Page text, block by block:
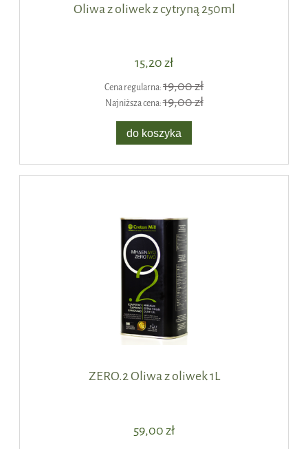
Oliwa z oliwek z cytryną 250ml
15,20 zł
Cena regularna:19,00 zł
Najniższa cena:19,00 zł
do koszyka
ZERO.2 Oliwa z oliwek 1L
59,00 zł